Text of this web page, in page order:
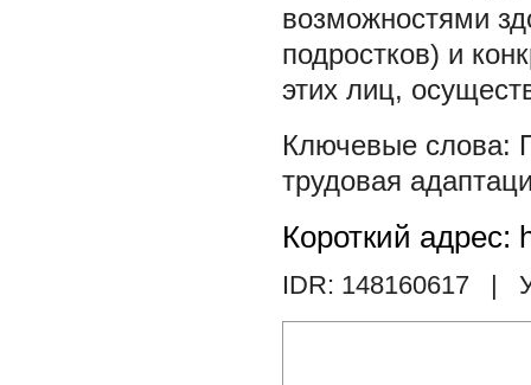
возможностями
подростков) и
этих лиц,
трудовая
Короткий адрес:
IDR: 148160617 |